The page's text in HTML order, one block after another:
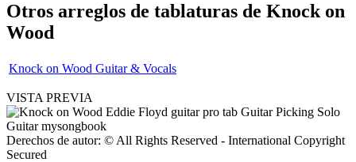
Otros arreglos de tablaturas de Knock on
Wood
Knock on Wood Guitar & Vocals
VISTA PREVIA
Derechos de autor: © All Rights Reserved - International Copyright
Secured